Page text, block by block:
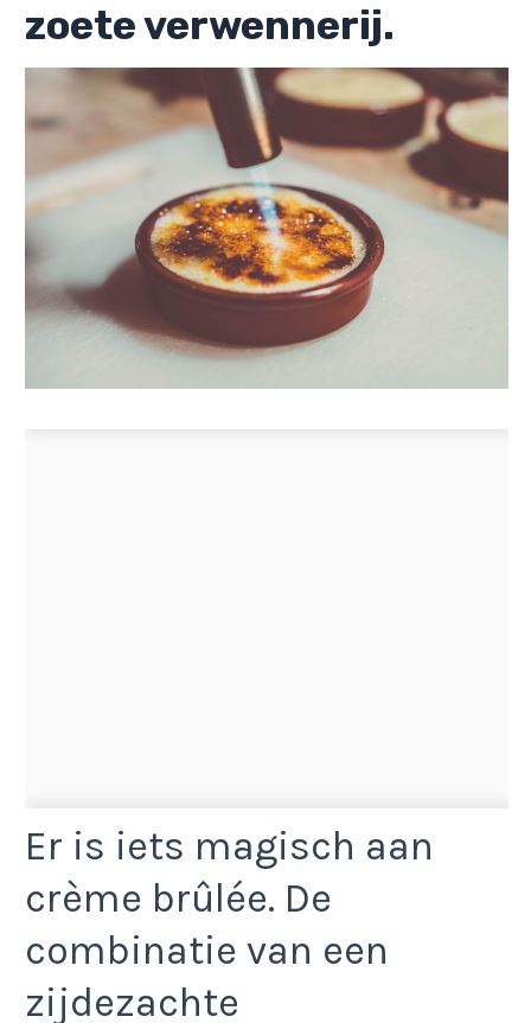
zoete verwennerij.
Er is iets magisch aan
crème brûlée. De
combinatie van een
zijdezachte